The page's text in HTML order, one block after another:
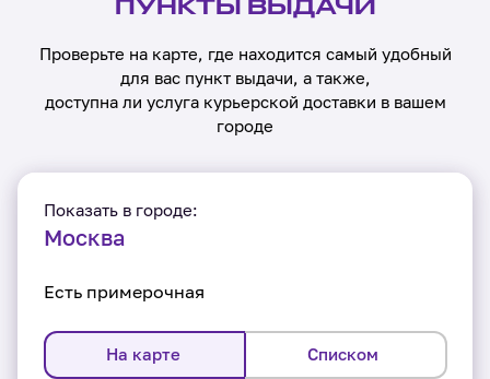
ПУНКТЫ ВЫДАЧИ
Проверьте на карте, где находится самый удобный
для вас пункт выдачи, а также,
доступна ли услуга курьерской доставки в вашем
городе
Показать в городе:
Москва
Есть примерочная
На карте Списком